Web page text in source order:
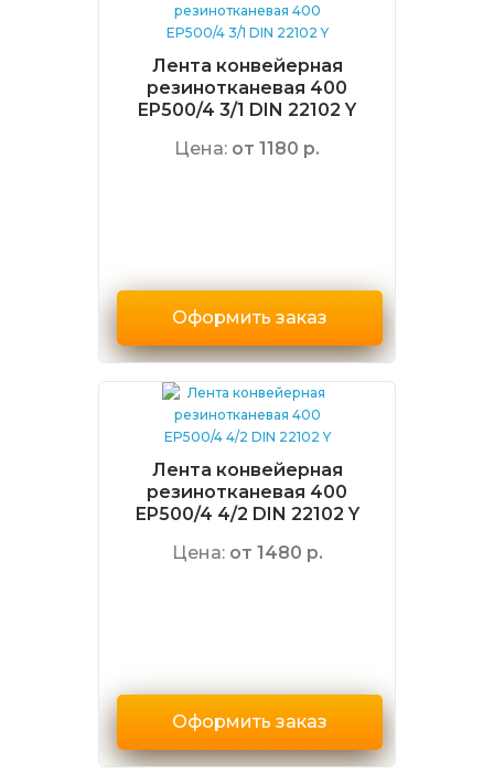
Лента конвейерная
резинотканевая 400
EP500/4 3/1 DIN 22102 Y
Цена: от 1180 р.
Оформить заказ
Лента конвейерная
резинотканевая 400
EP500/4 4/2 DIN 22102 Y
Цена: от 1480 р.
Оформить заказ